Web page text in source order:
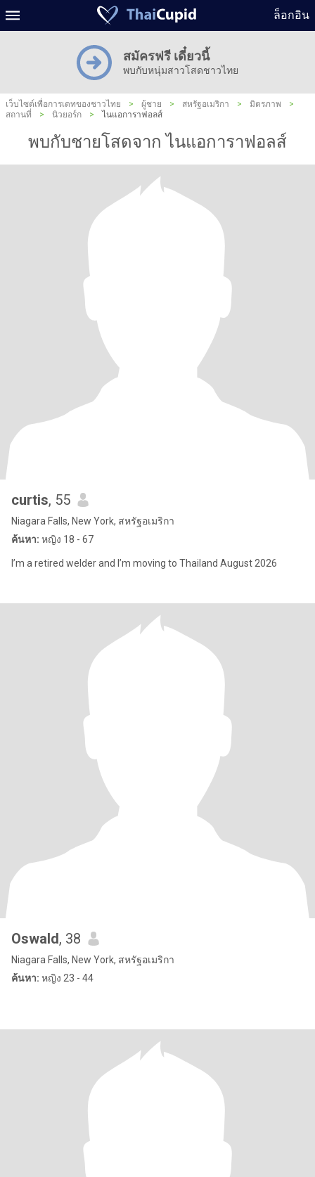
ล็อกอิน
สมัครฟรี เดี๋ยวนี้
พบกับหนุ่มสาวโสดชาวไทย
เว็บไซต์เพื่อการเดทของชาวไทย > ผู้ชาย > สหรัฐอเมริกา > มิตรภาพ
>
สถานที่
> นิวยอร์ก > ไนแอการาฟอลส์
พบกับชายโสดจาก ไนแอการาฟอลส์
curtis, 55
Niagara Falls, New York, สหรัฐอเมริกา
ค้นหา: หญิง 18 - 67
I’m a retired welder and I’m moving to Thailand August 2026
Oswald, 38
Niagara Falls, New York, สหรัฐอเมริกา
ค้นหา: หญิง 23 - 44